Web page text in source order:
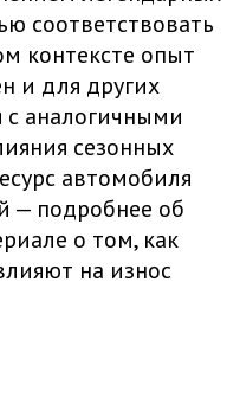
соответствовать
контексте опыт
и для других
аналогичными
сезонных
автомобиля
— подробнее об
о том, как
на износ